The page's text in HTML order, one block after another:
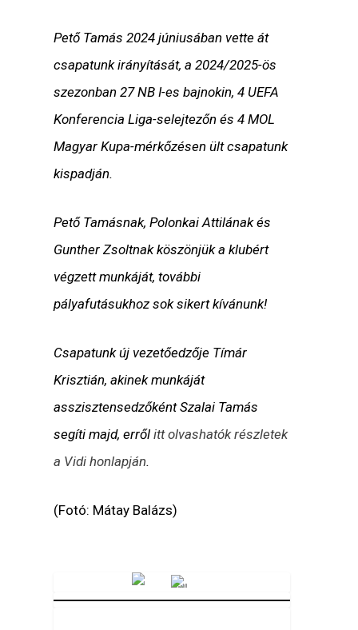
Pető Tamás 2024 júniusában vette át
csapatunk irányítását, a 2024/2025-ös
szezonban 27 NB I-es bajnokin, 4 UEFA
Konferencia Liga-selejtezőn és 4 MOL
Magyar Kupa-mérkőzésen ült csapatunk
kispadján.
Pető Tamásnak, Polonkai Attilának és
Gunther Zsoltnak köszönjük a klubért
végzett munkáját, további
pályafutásukhoz sok sikert kívánunk!
Csapatunk új vezetőedzője Tímár
Krisztián, akinek munkáját
asszisztensedzőként Szalai Tamás
segíti majd, errőlitt olvashatók részletek
a Vidi honlapján.
(Fotó: Mátay Balázs)